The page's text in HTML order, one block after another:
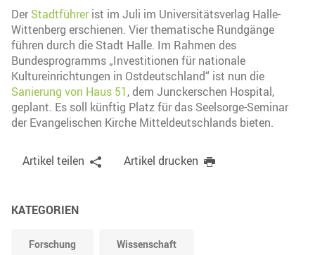
DerStadtführerist im Juli im Universitätsverlag Halle-
Wittenberg erschienen. Vier thematische Rundgänge
führen durch die Stadt Halle. Im Rahmen des
Bundesprogramms „Investitionen für nationale
Kultureinrichtungen in Ostdeutschland“ ist nun die
Sanierung von Haus 51, dem Junckerschen Hospital,
geplant. Es soll künftig Platz für das Seelsorge-Seminar
der Evangelischen Kirche Mitteldeutschlands bieten.
Artikel teilen Artikel drucken
KATEGORIEN
Forschung Wissenschaft